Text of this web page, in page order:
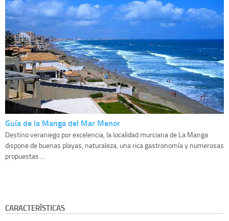
Guía de la Manga del Mar Menor
Destino veraniego por excelencia, la localidad murciana de La Manga
dispone de buenas playas, naturaleza, una rica gastronomía y numerosas
propuestas ...
CARACTERÍSTICAS